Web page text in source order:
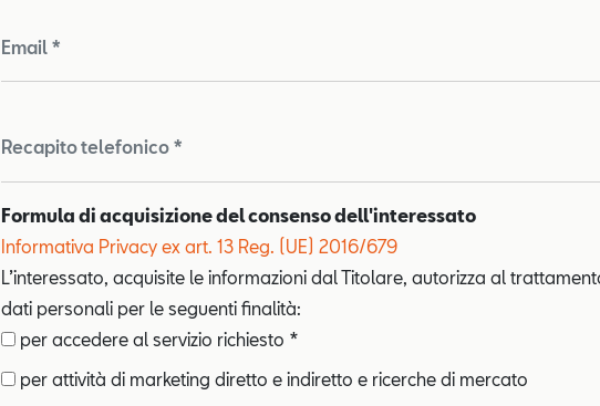
Email *
Recapito telefonico *
Formula di acquisizione del consenso dell'interessato
Informativa Privacy ex art. 13 Reg. (UE) 2016/679
L’interessato, acquisite le informazioni dal Titolare, autorizza al
dati personali per le seguenti finalità:
per accedere al servizio richiesto *
per attività di marketing diretto e indiretto e ricerche di mercato